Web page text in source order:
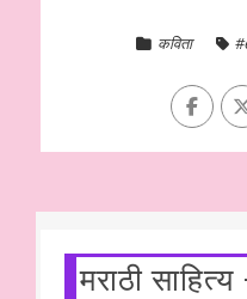
कविता
मराठी